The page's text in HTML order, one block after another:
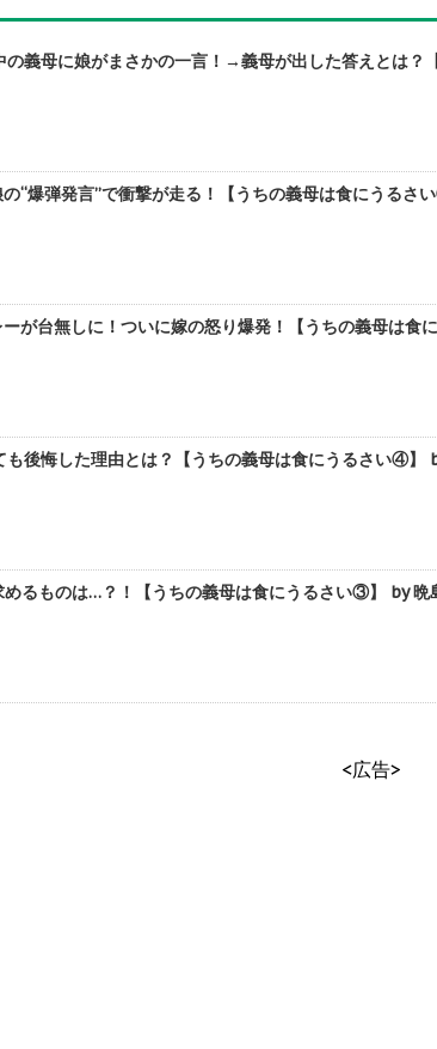
の義母に娘がまさかの一言！→義母が出した答えとは
“爆弾発言”で衝撃が走る！【うちの義母は食にうるさ
が台無しに！ついに嫁の怒り爆発！【うちの義母は食
も後悔した理由とは？【うちの義母は食にうるさい④】
めるものは…？！【うちの義母は食にうるさい③】 by 晩
<広告>